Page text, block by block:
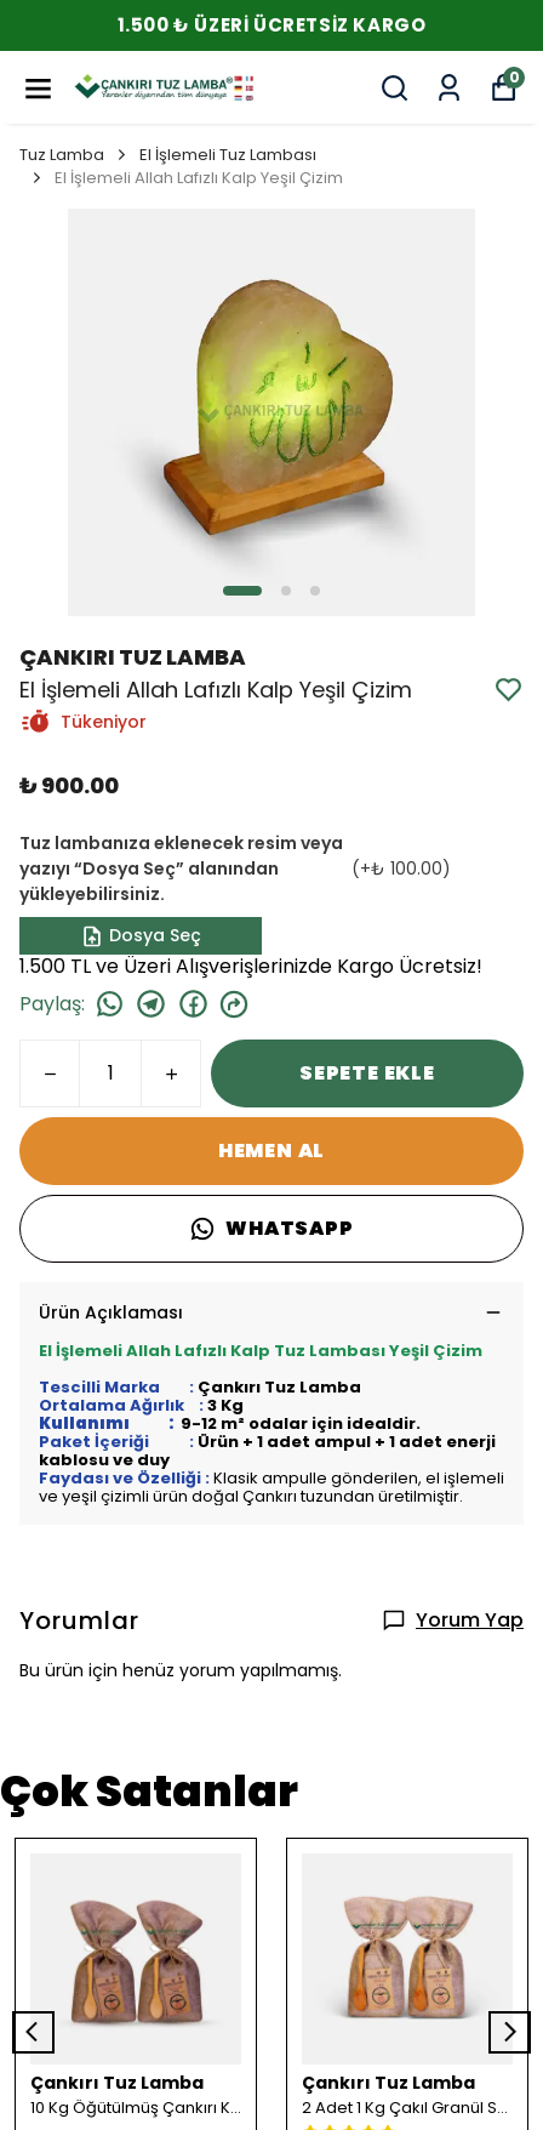
1.500 ₺ ÜZERI ÜCRETSIZ KARGO
0
Tuz Lamba
El İşlemeli Tuz Lambası
El İşlemeli Allah Lafızlı Kalp Yeşil Çizim
ÇANKIRI TUZ LAMBA
El İşlemeli Allah Lafızlı Kalp Yeşil Çizim
Tükeniyor
₺ 900.00
Tuz lambanıza eklenecek resim veya
yazıyı “Dosya Seç” alanından
yükleyebilirsiniz.
(+₺ 100.00)
Dosya Seç
1.500 TL ve Üzeri Alışverişlerinizde Kargo Ücretsiz!
Paylaş:
SEPETE EKLE
HEMEN AL
WHATSAPP
Ürün Açıklaması
El İşlemeli Allah Lafızlı Kalp Tuz Lambası Yeşil Çizim
Tescilli Marka : Çankırı Tuz Lamba
Ortalama Ağırlık :3 Kg
Kullanımı : 9-12 m² odalar için idealdir.
Paket İçeriği : Ürün + 1 adet ampul + 1 adet enerji
kablosu ve duy
Faydası ve Özelliği :Klasik ampulle gönderilen, el işlemeli
ve yeşil çizimli ürün doğal Çankırı tuzundan üretilmiştir.
Yorumlar Yorum Yap
Bu ürün için henüz yorum yapılmamış.
Çok Satanlar
Çankırı Tuz Lamba
10 Kg Öğütülmüş Çankırı Kristal Kaya Tuzu
Çankırı Tuz Lamba
2 Adet 1 Kg Çakıl Granül Sofrada Öğütme Tuzu